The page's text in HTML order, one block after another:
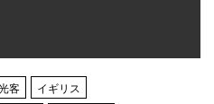
客
イギリス